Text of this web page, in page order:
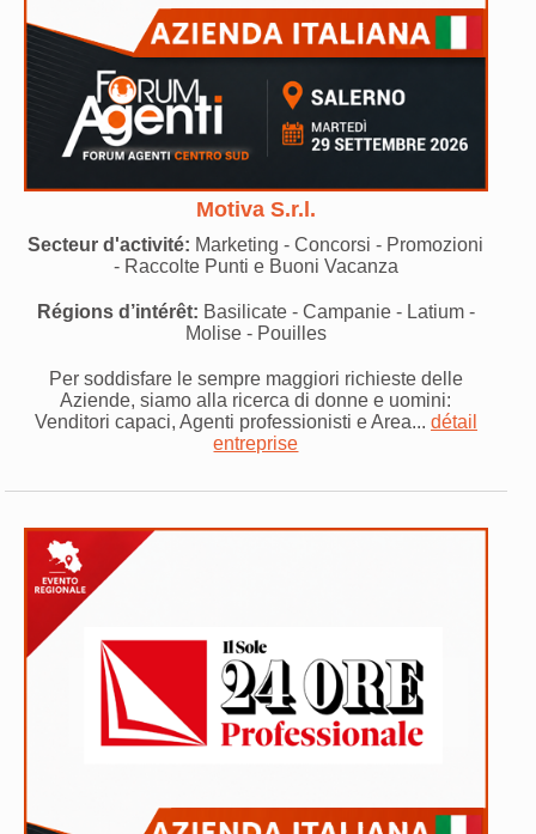
Motiva S.r.l.
Secteur d'activité: Marketing - Concorsi - Promozioni
- Raccolte Punti e Buoni Vacanza
Régions d’intérêt: Basilicate - Campanie - Latium -
Molise - Pouilles
Per soddisfare le sempre maggiori richieste delle
Aziende, siamo alla ricerca di donne e uomini:
Venditori capaci, Agenti professionisti e Area... détail
entreprise